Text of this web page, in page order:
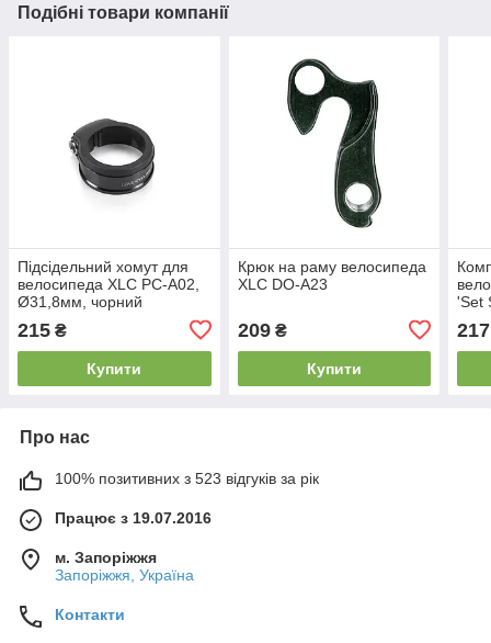
Подібні товари компанії
Підсідельний хомут для
велосипеда XLC PC-A02,
Ø31,8мм, чорний
215 ₴
Купити
Крюк на раму велосипеда
XLC DO-A23
209₴
Купити
'Set
217
Про нас
100% позитивних з 523 відгуків за рік
Працює з 19.07.2016
м. Запоріжжя
Запоріжжя, Україна
Контакти